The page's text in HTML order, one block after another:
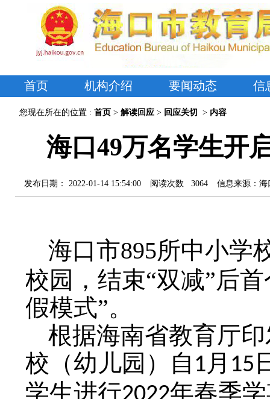
首页 机构介绍 要闻动态 信
您现在所在的位置 : 首页 > 解读回应 > 回应关切 > 内容
海口49万名学生开
发布日期： 2022-01-14 15:54:00 阅读次数 3064 信息来源： 海
海口市895所中小学
校园，结束“双减”后
假模式”。
根据海南省教育厅
校（幼儿园）自 1月 15
学生进行
年春季